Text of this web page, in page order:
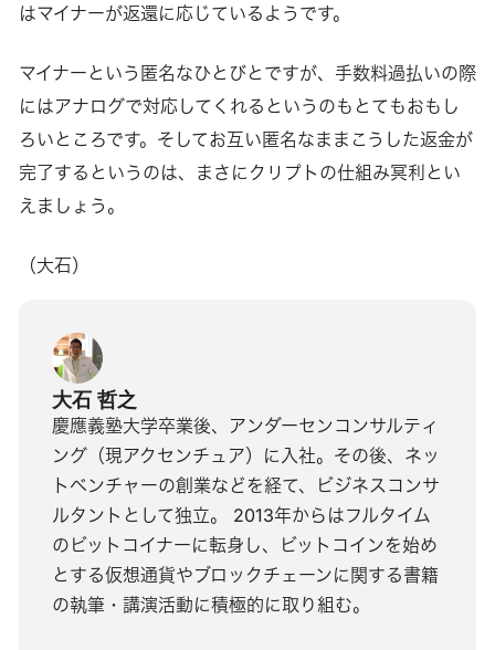
はマイナーが返還に応じているようです。
マイナーという匿名なひとびとですが、手数料過払いの際
にはアナログで対応してくれるというのもとてもおもし
ろいところです。そしてお互い匿名なままこうした返金が
完了するというのは、まさにクリプトの仕組み冥利とい
えましょう。
（大石）
大石 哲之
慶應義塾大学卒業後、アンダーセンコンサルティ
ング（現アクセンチュア）に入社。その後、ネッ
トベンチャーの創業などを経て、ビジネスコンサ
ルタントとして独立。 2013年からはフルタイム
のビットコイナーに転身し、ビットコインを始め
とする仮想通貨やブロックチェーンに関する書籍
の執筆・講演活動に積極的に取り組む。